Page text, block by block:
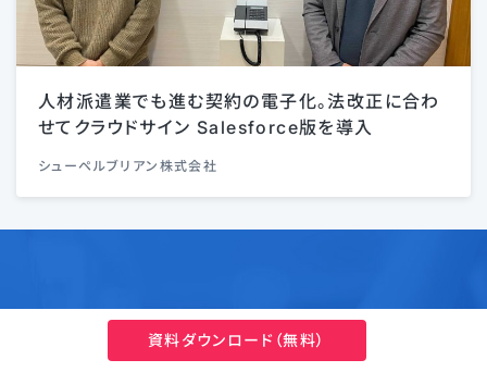
人材派遣業でも進む契約の電子化。法改正に合わ
せてクラウドサイン Salesforce版を導入
シューペルブリアン株式会社
クラウドサインに関して、
資料ダウンロード（無料）